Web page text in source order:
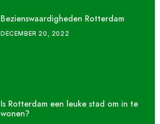
Bezienswaardigheden Rotterdam
DECEMBER 20, 2022
Is Rotterdam een leuke stad om in te
wonen?